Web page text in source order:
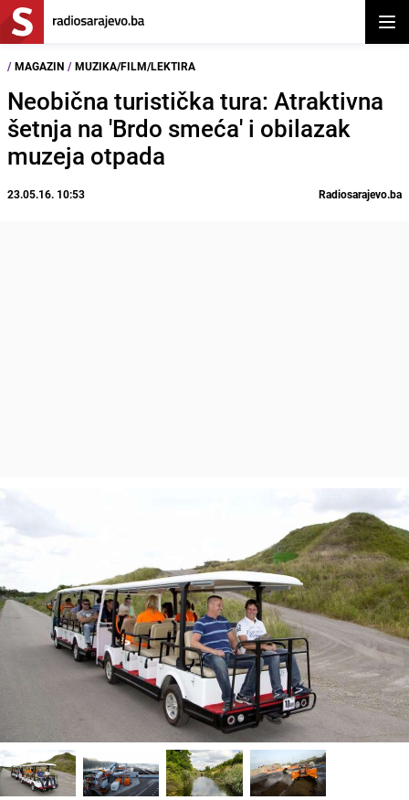
/ MAGAZIN / MUZIKA/FILM/LEKTIRA
Neobična turistička tura: Atraktivna
šetnja na 'Brdo smeća' i obilazak
muzeja otpada
23.05.16. 10:53 Radiosarajevo.ba